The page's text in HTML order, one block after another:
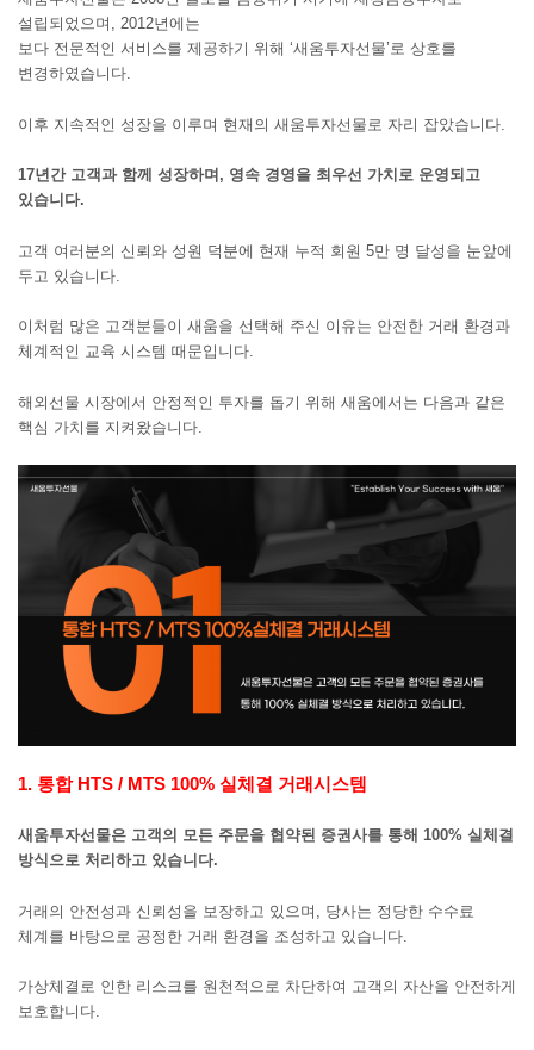
설립되었으며, 2012년에는
보다 전문적인 서비스를 제공하기 위해 ‘새움투자선물’로 상호를
변경하였습니다.
이후 지속적인 성장을 이루며 현재의 새움투자선물로 자리 잡았습니다.
17년간 고객과 함께 성장하며, 영속 경영을 최우선 가치로 운영되고
있습니다.
고객 여러분의 신뢰와 성원 덕분에 현재 누적 회원 5만 명 달성을 눈앞에
두고 있습니다.
이처럼 많은 고객분들이 새움을 선택해 주신 이유는 안전한 거래 환경과
체계적인 교육 시스템 때문입니다.
해외선물 시장에서 안정적인 투자를 돕기 위해 새움에서는 다음과 같은
핵심 가치를 지켜왔습니다.
1. 통합 HTS / MTS 100% 실체결 거래시스템
새움투자선물은 고객의 모든 주문을 협약된 증권사를 통해 100% 실체결
방식으로 처리하고 있습니다.
거래의 안전성과 신뢰성을 보장하고 있으며, 당사는 정당한 수수료
체계를 바탕으로 공정한 거래 환경을 조성하고 있습니다.
가상체결로 인한 리스크를 원천적으로 차단하여 고객의 자산을 안전하게
보호합니다.